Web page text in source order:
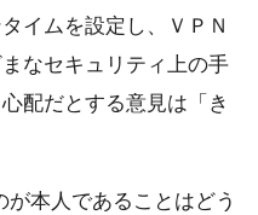
イムを設定し、ＶＰＮ
なセキュリティ上の手
配だとする意見は「き
が本人であることはどう